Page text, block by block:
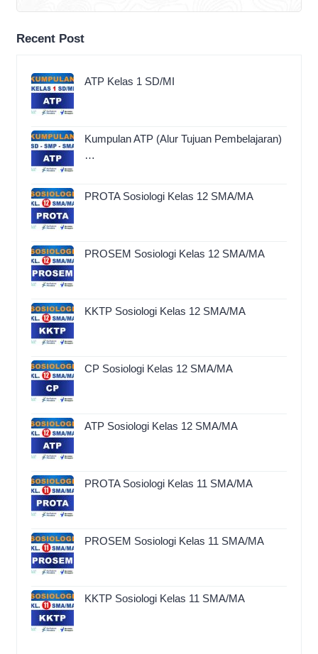
Recent Post
ATP Kelas 1 SD/MI
Kumpulan ATP (Alur Tujuan Pembelajaran)
…
PROTA Sosiologi Kelas 12 SMA/MA
PROSEM Sosiologi Kelas 12 SMA/MA
KKTP Sosiologi Kelas 12 SMA/MA
CP Sosiologi Kelas 12 SMA/MA
ATP Sosiologi Kelas 12 SMA/MA
PROTA Sosiologi Kelas 11 SMA/MA
PROSEM Sosiologi Kelas 11 SMA/MA
KKTP Sosiologi Kelas 11 SMA/MA